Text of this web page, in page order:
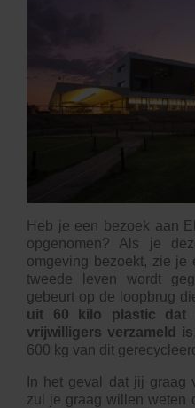
Heb je een bezoek aan
opgenomen? Als je
omgeving bezoekt, zie je
tweede leven wordt
gebeurt op de loopbrug
uit 60 kilo plastic dat
vrijwilligers verzameld is
600 kg van dit
In het geval dat jij graag
zul je graag willen weten